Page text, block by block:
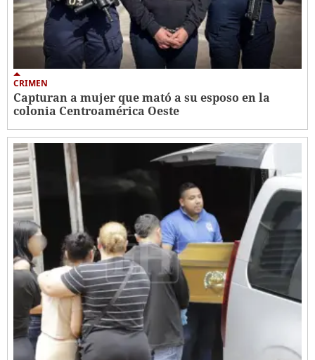
CRIMEN
Capturan a mujer que mató a su esposo en la
colonia Centroamérica Oeste